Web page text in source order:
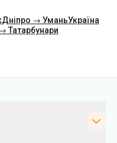
Дніпро → УманьУкраїна
Татарбунари